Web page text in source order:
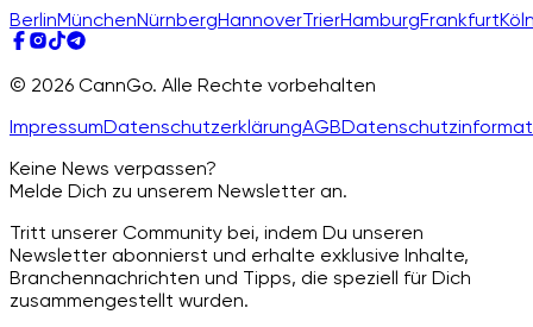
BerlinMünchenNürnbergHannoverTrierHamburgFrankfurt
© 2026 CannGo. Alle Rechte vorbehalten
ImpressumDatenschutzerklärungAGB
Keine News verpassen?
Melde Dich zu unserem Newsletter an.
Tritt unserer Community bei, indem Du unseren
Newsletter abonnierst und erhalte exklusive Inhalte,
Branchennachrichten und Tipps, die speziell für Dich
zusammengestellt wurden.